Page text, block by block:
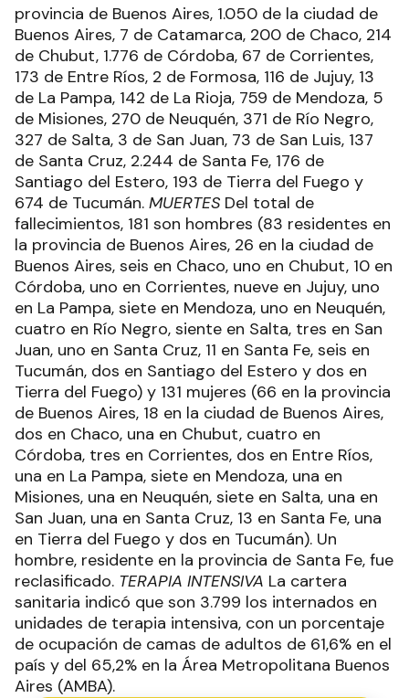
provincia de Buenos Aires, 1.050 de la ciudad de
Buenos Aires, 7 de Catamarca, 200 de Chaco, 214
de Chubut, 1.776 de Córdoba, 67 de Corrientes,
173 de Entre Ríos, 2 de Formosa, 116 de Jujuy, 13
de La Pampa, 142 de La Rioja, 759 de Mendoza, 5
de Misiones, 270 de Neuquén, 371 de Río Negro,
327 de Salta, 3 de San Juan, 73 de San Luis, 137
de Santa Cruz, 2.244 de Santa Fe, 176 de
Santiago del Estero, 193 de Tierra del Fuego y
674 de Tucumán. MUERTES Del total de
fallecimientos, 181 son hombres (83 residentes en
la provincia de Buenos Aires, 26 en la ciudad de
Buenos Aires, seis en Chaco, uno en Chubut, 10 en
Córdoba, uno en Corrientes, nueve en Jujuy, uno
en La Pampa, siete en Mendoza, uno en Neuquén,
cuatro en Río Negro, siente en Salta, tres en San
Juan, uno en Santa Cruz, 11 en Santa Fe, seis en
Tucumán, dos en Santiago del Estero y dos en
Tierra del Fuego) y 131 mujeres (66 en la provincia
de Buenos Aires, 18 en la ciudad de Buenos Aires,
dos en Chaco, una en Chubut, cuatro en
Córdoba, tres en Corrientes, dos en Entre Ríos,
una en La Pampa, siete en Mendoza, una en
Misiones, una en Neuquén, siete en Salta, una en
San Juan, una en Santa Cruz, 13 en Santa Fe, una
en Tierra del Fuego y dos en Tucumán). Un
hombre, residente en la provincia de Santa Fe, fue
reclasificado. TERAPIA INTENSIVA La cartera
sanitaria indicó que son 3.799 los internados en
unidades de terapia intensiva, con un porcentaje
de ocupación de camas de adultos de 61,6% en el
país y del 65,2% en la Área Metropolitana Buenos
Aires (AMBA).